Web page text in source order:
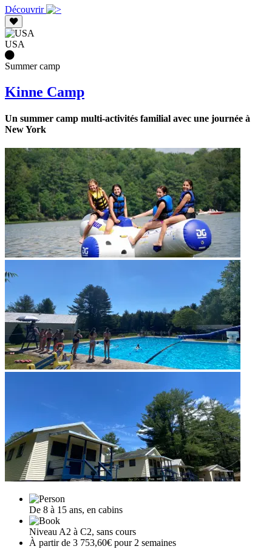
Découvrir
USA
Summer camp
Kinne Camp
Un summer camp multi-activités familial avec une journée à
New York
De 8 à 15 ans, en cabins
Niveau A2 à C2, sans cours
À partir de 3 753,60€ pour 2 semaines